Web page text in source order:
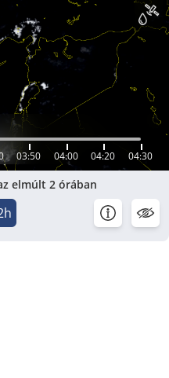
03:50 04:00 04:20 04:30
elmúlt 2 órában